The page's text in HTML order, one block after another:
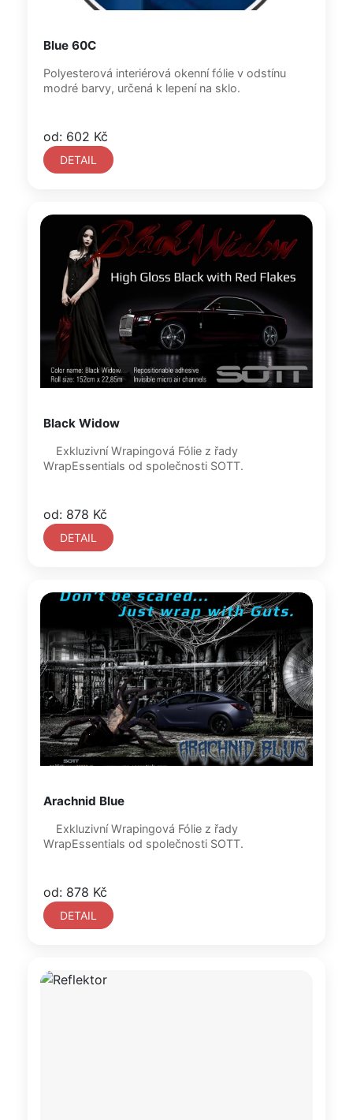
Blue 60C
Polyesterová interiérová okenní fólie v odstínu
modré barvy, určená k lepení na sklo.
od: 602 Kč
DETAIL
Black Widow
WrapEssentials od společnosti SOTT.
od: 878 Kč
DETAIL
Arachnid Blue
WrapEssentials od společnosti SOTT.
od: 878 Kč
DETAIL